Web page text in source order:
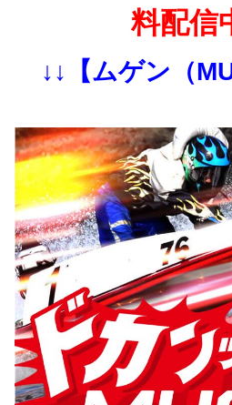
料配信
↓↓【ムゲン（